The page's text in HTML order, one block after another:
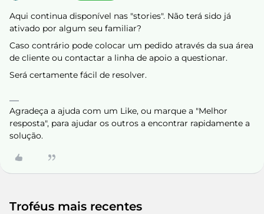
Aqui continua disponível nas "stories". Não terá sido já
ativado por algum seu familiar?
Caso contrário pode colocar um pedido através da sua área
de cliente ou contactar a linha de apoio a questionar.
Será certamente fácil de resolver.
Agradeça a ajuda com um Like, ou marque a "Melhor
resposta", para ajudar os outros a encontrar rapidamente a
solução.
Troféus mais recentes